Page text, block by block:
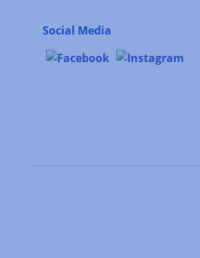
Social Media